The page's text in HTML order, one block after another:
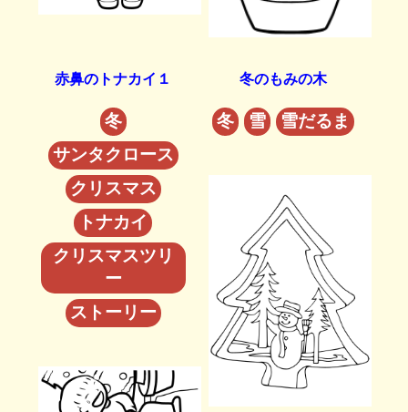
赤鼻のトナカイ１
冬
サンタクロース
クリスマス
トナカイ
クリスマスツリ
ー
ストーリー
冬のもみの木
冬 雪 雪だるま